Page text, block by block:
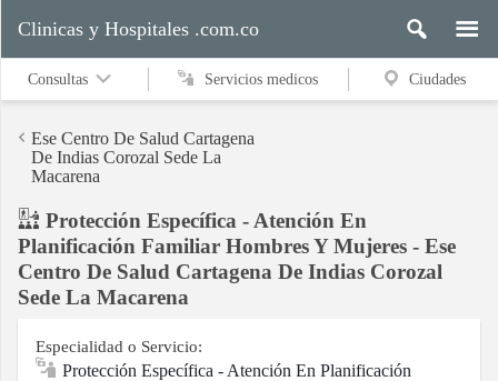
Servicios
medicos
Clinicas y Hospitales .com.co
Consultas Servicios medicos Ciudades
Ese Centro De Salud Cartagena
De Indias Corozal Sede La
Macarena
Protección Específica - Atención En
Planificación Familiar Hombres Y Mujeres - Ese
Centro De Salud Cartagena De Indias Corozal
Sede La Macarena
Especialidad o Servicio:
Protección Específica - Atención En Planificación